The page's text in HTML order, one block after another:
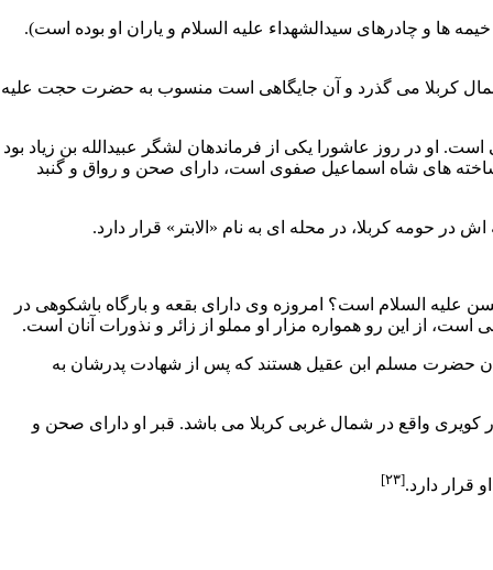
سیدالشهداء علیه السلام و یاران او بوده است).
کربلا مى گذرد و آن جایگاهى است منسوب به حضرت حجت علیه
است. او در روز عاشورا یکى از فرماندهان لشگر عبیدالله بن زیاد بود
ساخته هاى شاه اسماعیل صفوى است، داراى صحن و رواق و گنبد
در حومه کربلا، در محله اى به نام «الابتر» قرار دارد.
علیه السلام است؟ امروزه وى داراى بقعه و بارگاه باشکوهى در
است، از این رو همواره مزار او مملو از زائر و نذورات آنان است.
حضرت مسلم ابن عقیل هستند که پس از شهادت پدرشان به
امروزه در کویرى واقع در شمال غربى کربلا مى باشد. قبر او داراى صحن و
قرار دارد.[۲۳]